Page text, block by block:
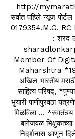
http://
सर्वात पहिले न्यूज
0179354,M.G. RC
: शरद
Member Of
Maharshtra
अखिल भारतीय
साहित्य परिषद,
भुयारी पाणीपुरवठा
मिळविला ...
बागेजवळ
निदर्शनास आणून